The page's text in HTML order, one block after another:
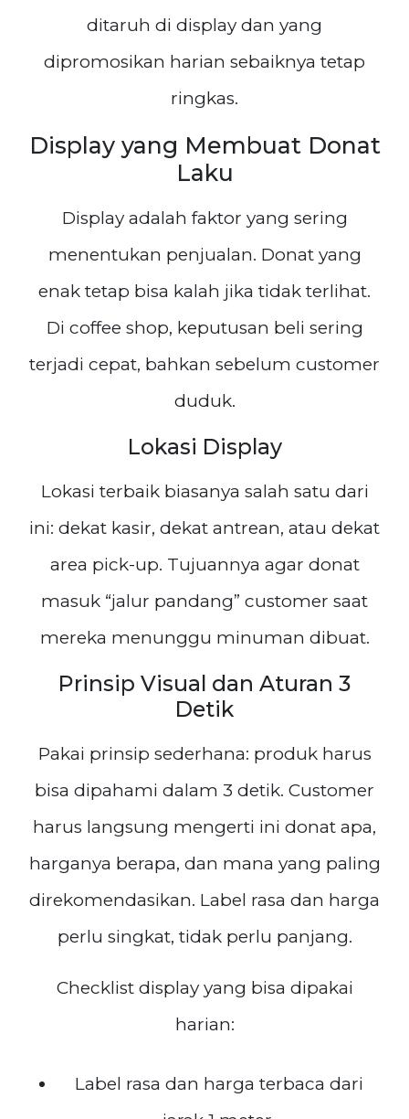
ditaruh di display dan yang
dipromosikan harian sebaiknya tetap
ringkas.
Display yang Membuat Donat
Laku
Display adalah faktor yang sering
menentukan penjualan. Donat yang
enak tetap bisa kalah jika tidak terlihat.
Di coffee shop, keputusan beli sering
terjadi cepat, bahkan sebelum customer
duduk.
Lokasi Display
Lokasi terbaik biasanya salah satu dari
ini: dekat kasir, dekat antrean, atau dekat
area pick-up. Tujuannya agar donat
masuk “jalur pandang” customer saat
mereka menunggu minuman dibuat.
Prinsip Visual dan Aturan 3
Detik
Pakai prinsip sederhana: produk harus
bisa dipahami dalam 3 detik. Customer
harus langsung mengerti ini donat apa,
harganya berapa, dan mana yang paling
direkomendasikan. Label rasa dan harga
perlu singkat, tidak perlu panjang.
Checklist display yang bisa dipakai
harian:
Label rasa dan harga terbaca dari